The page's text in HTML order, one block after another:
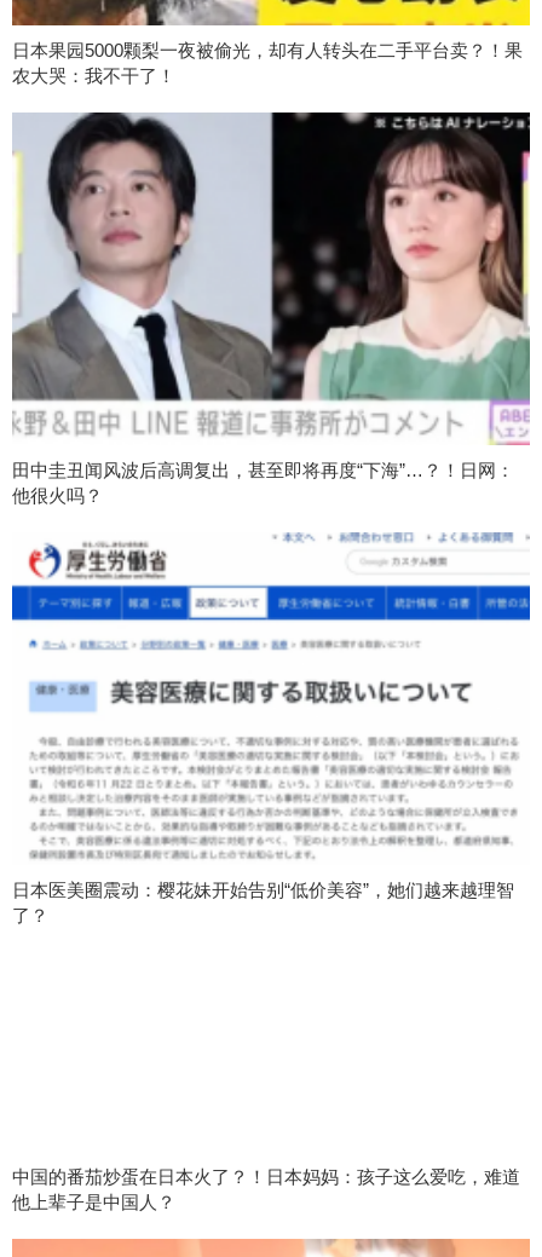
日本果园5000颗梨一夜被偷光，却有人转头在二手平台卖？！果
农大哭：我不干了！
田中圭丑闻风波后高调复出，甚至即将再度“下海”…？！日网：
他很火吗？
日本医美圈震动：樱花妹开始告别“低价美容”，她们越来越理智
了？
中国的番茄炒蛋在日本火了？！日本妈妈：孩子这么爱吃，难道
他上辈子是中国人？